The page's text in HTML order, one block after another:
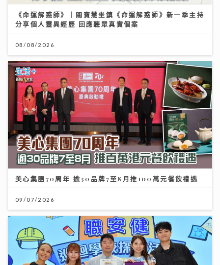
《命運解惑師》｜關寶慧坐鎮《命運解惑師》新一季主持
分享個人靈異經歷 回應聽眾真實個案
08/08/2026
美心集團70周年 逾30品牌7至8月推100萬元餐飲禮遇
09/07/2026